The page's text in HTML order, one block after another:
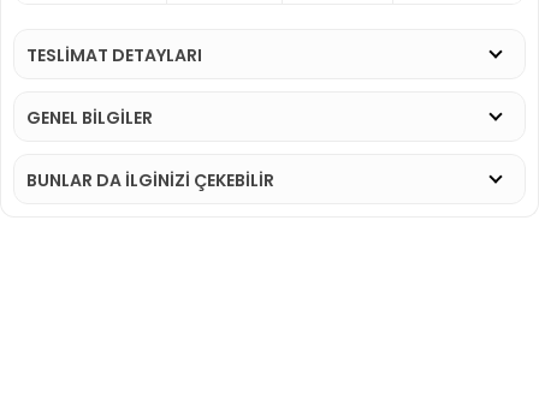
TESLİMAT DETAYLARI
GENEL BİLGİLER
BUNLAR DA İLGINIZI ÇEKEBILIR